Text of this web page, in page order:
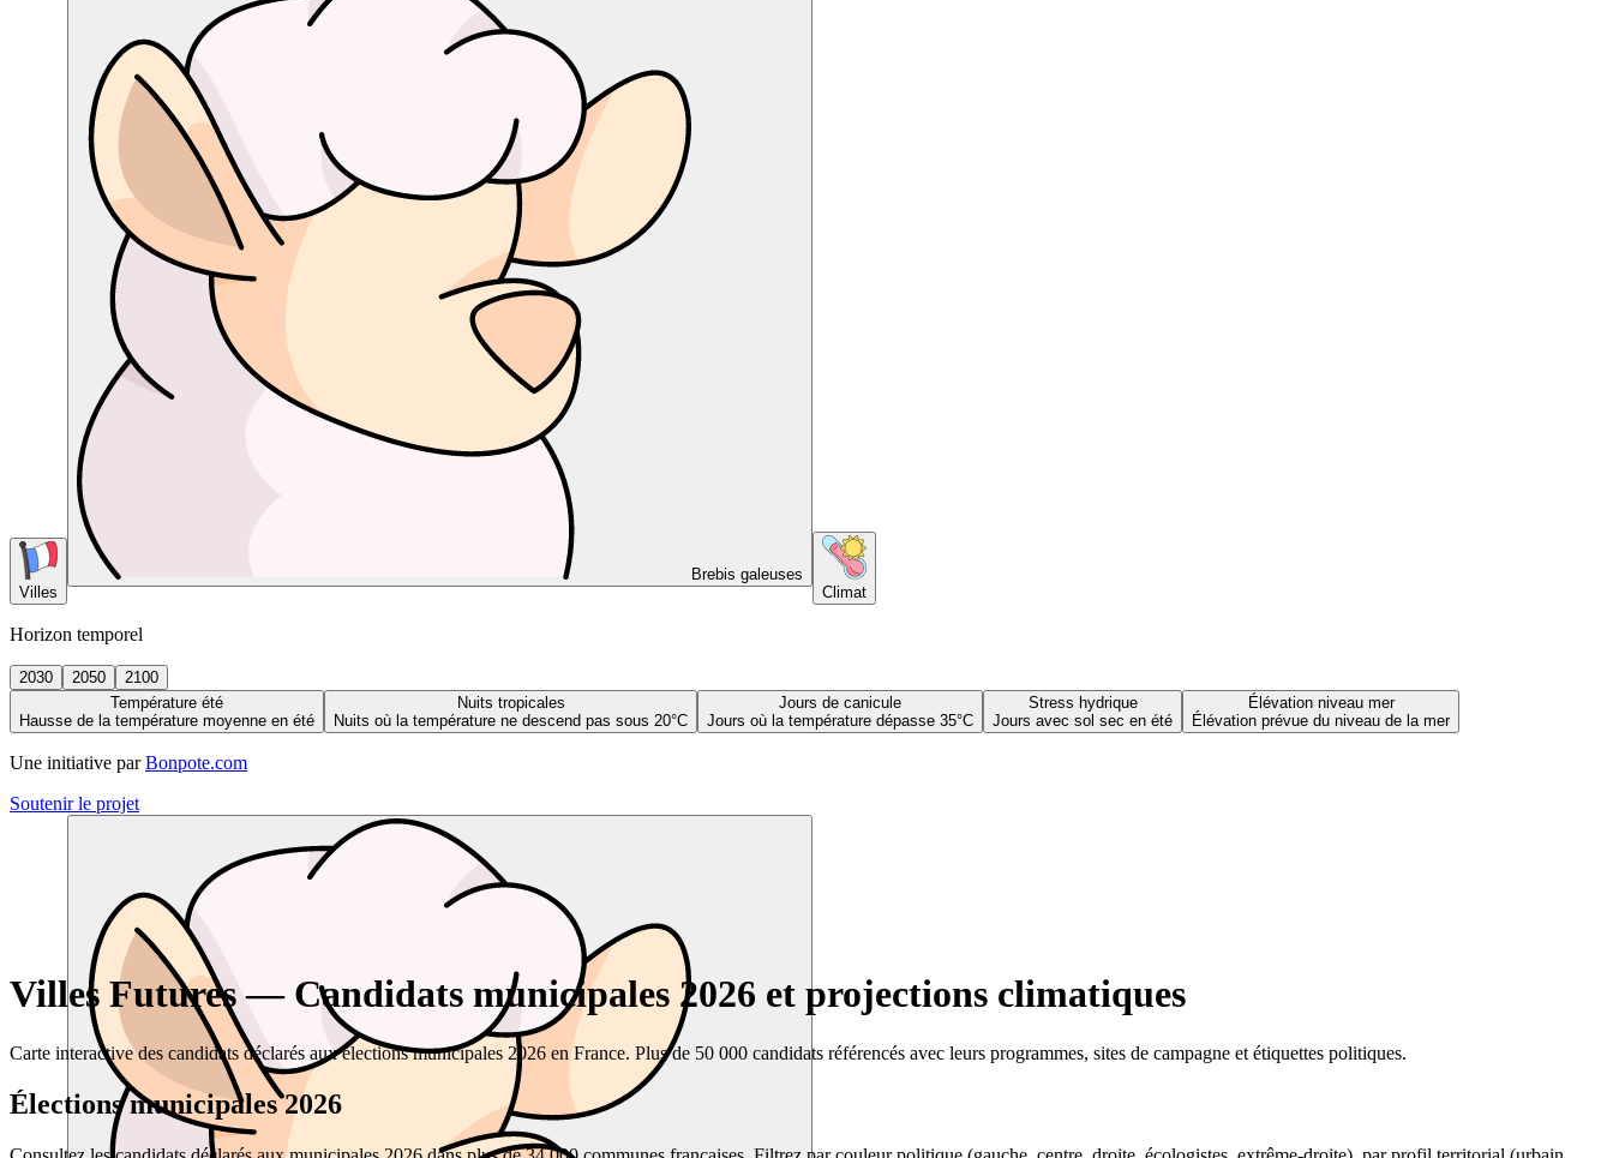
Villes
Brebis galeuses
Climat
Horizon temporel
2030 2050
2100
Température été
Hausse de la température moyenne en été
Nuits tropicales
Nuits où la température ne descend pas sous 20°C
Jours de canicule
Jours où la température dépasse 35°C
Stress hydrique
Jours avec sol sec en été
Élévation niveau mer
Élévation prévue du niveau de la mer
Une initiative par Bonpote.com
Soutenir le projet
Villes Futures — Candidats municipales 2026 et projections climatiques
Carte interactive des candidats déclarés aux élections municipales 2026 en France. Plus de 50 000 candidats référencés avec leurs programmes, sites de campagne et étiquettes politiques.
Élections municipales 2026